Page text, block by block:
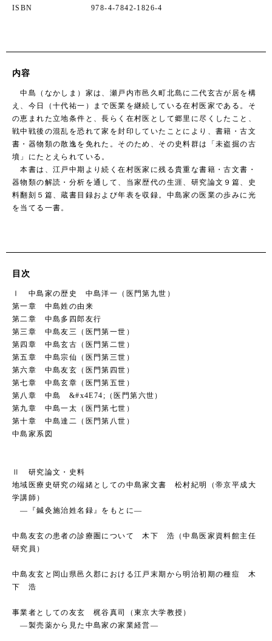
ISBN 978-4-7842-1826-4
内容
中島（なかしま）家は、瀬戸内市邑久町北島に二代玄古が居を構
え、今日（十代祐一）まで医業を継続している在村医家である。そ
の恵まれた立地条件と、長らく在村医として郷里に尽くしたこと、
戦中戦後の混乱を恐れて家を封印していたことにより、書籍・古文
書・器物類の散逸を免れた。そのため、その史料群は「未盗掘の古
墳」にたとえられている。
本書は、江戸中期より続く在村医家に残る貴重な書籍・古文書・
器物類の解読・分析を通して、当家歴代の生涯、研究論文９篇、史
料翻刻５篇、蔵書目録および年表を収録。中島家の医業の歩みに光
を当てる一書。
目次
Ⅰ 中島家の歴史 中島洋一（医門第九世）
第一章 中島姓の由来
第二章 中島多四郎友行
第三章 中島友三（医門第一世）
第四章 中島玄古（医門第二世）
第五章 中島宗仙（医門第三世）
第六章 中島友玄（医門第四世）
第七章 中島玄章（医門第五世）
第八章 中島 &#x4E74;（医門第六世）
第九章 中島一太（医門第七世）
第十章 中島達二（医門第八世）
中島家系図
Ⅱ 研究論文・史料
地域医療史研究の端緒としての中島家文書 松村紀明（帝京平成大
学講師）
―『鍼灸施治姓名録』をもとに―
中島友玄の患者の診療圏について 木下 浩（中島医家資料館主任
研究員）
中島友玄と岡山県邑久郡における江戸末期から明治初期の種痘 木
下 浩
事業者としての友玄 梶谷真司（東京大学教授）
―製売薬から見た中島家の家業経営―